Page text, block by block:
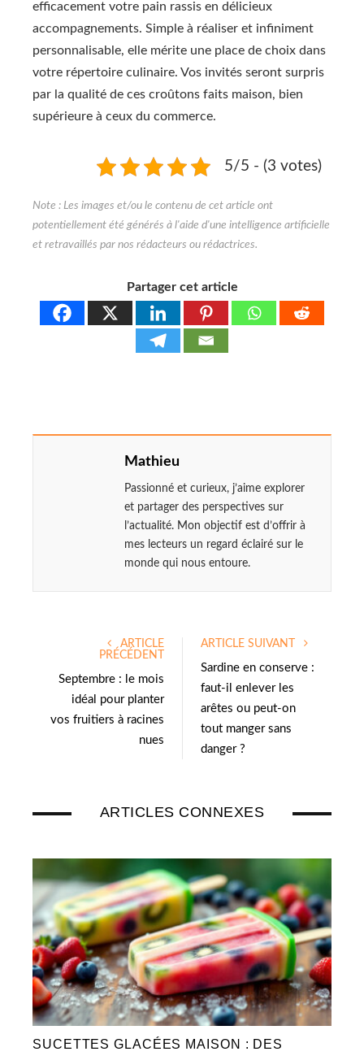
efficacement votre pain rassis en délicieux
accompagnements. Simple à réaliser et infiniment
personnalisable, elle mérite une place de choix dans
votre répertoire culinaire. Vos invités seront surpris
par la qualité de ces croûtons faits maison, bien
supérieure à ceux du commerce.
5/5 - (3 votes)
Partager cet article
Mathieu
Passionné et curieux, j’aime explorer
et partager des perspectives sur
l’actualité. Mon objectif est d’offrir à
mes lecteurs un regard éclairé sur le
monde qui nous entoure.
ARTICLE
PRÉCÉDENT
Septembre : le mois
idéal pour planter
vos fruitiers à racines
nues
ARTICLE SUIVANT
Sardine en conserve :
faut-il enlever les
arêtes ou peut-on
tout manger sans
danger ?
ARTICLES CONNEXES
SUCETTES GLACÉES MAISON : DES